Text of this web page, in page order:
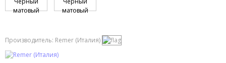
Производитель: Remer (Италия)